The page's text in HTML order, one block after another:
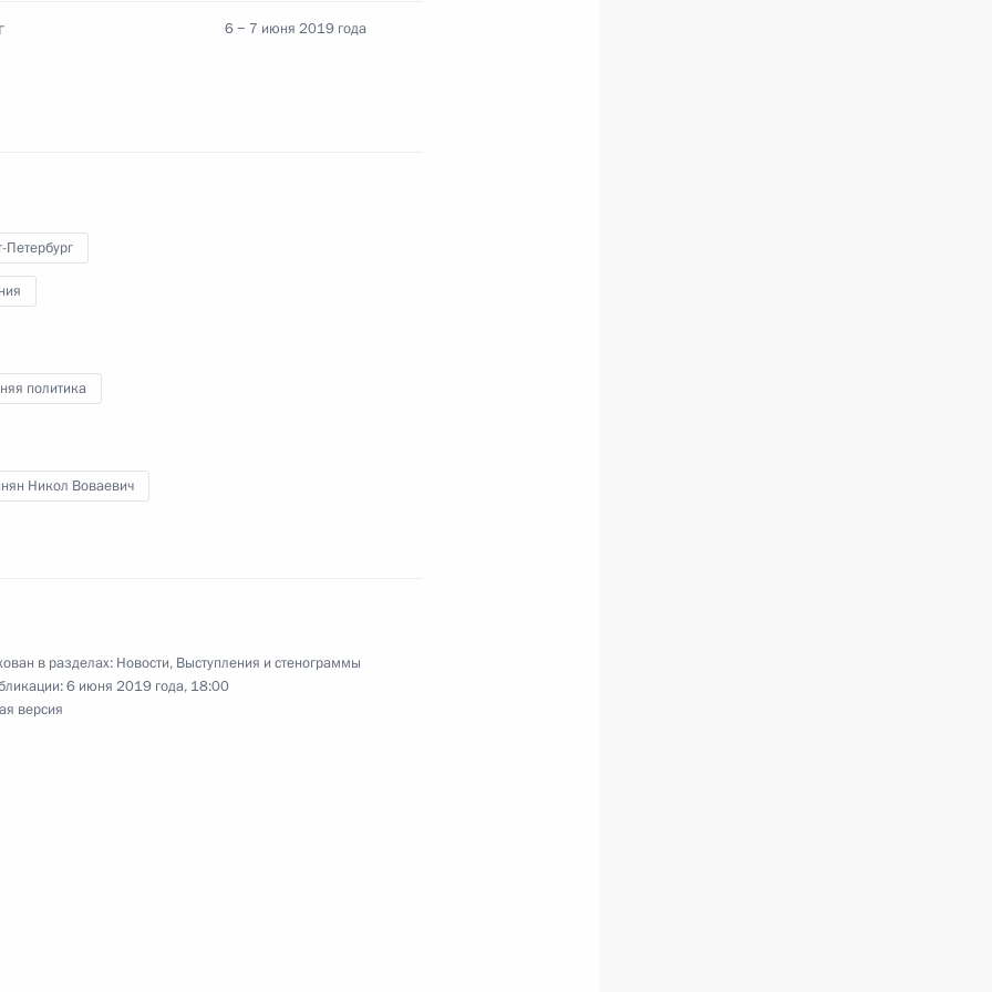
международного
и лидерами
6 − 7 июня 2019 года
Петербург
политика
Никол Воваевич
в разделах: Новости, Выступления и стенограммы
6 июня 2019 года, 18:00
версия